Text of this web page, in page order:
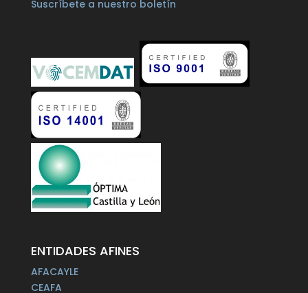
Suscríbete a nuestro boletín
ENTIDADES AFINES
AFACAYLE
CEAFA